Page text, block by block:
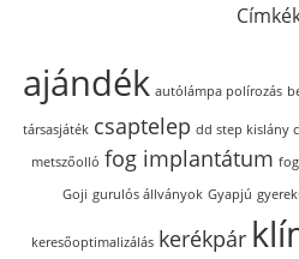
ajándék autólámpa polírozás
társasjáték csaptelep dd step kislány
metszőolló fog implantátum
Goji gurulós állványok Gyapjú
keresőoptimalizálás kerékpár